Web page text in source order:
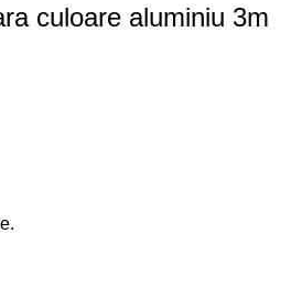
culoare aluminiu 3m